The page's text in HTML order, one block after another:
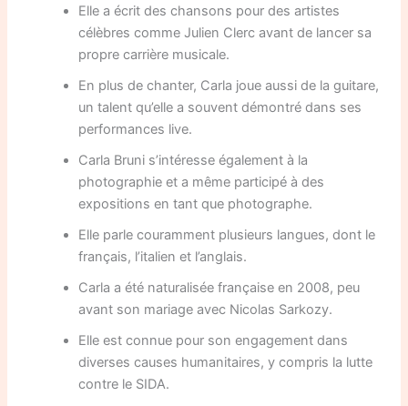
Elle a écrit des chansons pour des artistes
célèbres comme Julien Clerc avant de lancer sa
propre carrière musicale.
En plus de chanter, Carla joue aussi de la guitare,
un talent qu’elle a souvent démontré dans ses
performances live.
Carla Bruni s’intéresse également à la
photographie et a même participé à des
expositions en tant que photographe.
Elle parle couramment plusieurs langues, dont le
français, l’italien et l’anglais.
Carla a été naturalisée française en 2008, peu
avant son mariage avec Nicolas Sarkozy.
Elle est connue pour son engagement dans
diverses causes humanitaires, y compris la lutte
contre le SIDA.